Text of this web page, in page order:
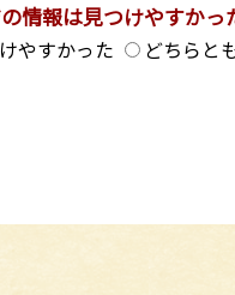
情報は見つけやすかっ
やすかった どちらと